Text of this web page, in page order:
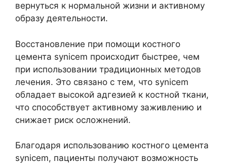
вернуться к нормальной жизни и активному
образу деятельности.
Восстановление при помощи костного
цемента synicem происходит быстрее, чем
при использовании традиционных методов
лечения. Это связано с тем, что synicem
обладает высокой адгезией к костной ткани,
что способствует активному заживлению и
снижает риск осложнений.
Благодаря использованию костного цемента
synicem, пациенты получают возможность